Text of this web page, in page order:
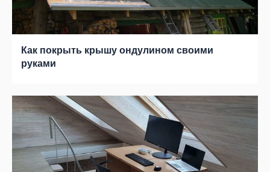
Как покрыть крышу ондулином своими
руками